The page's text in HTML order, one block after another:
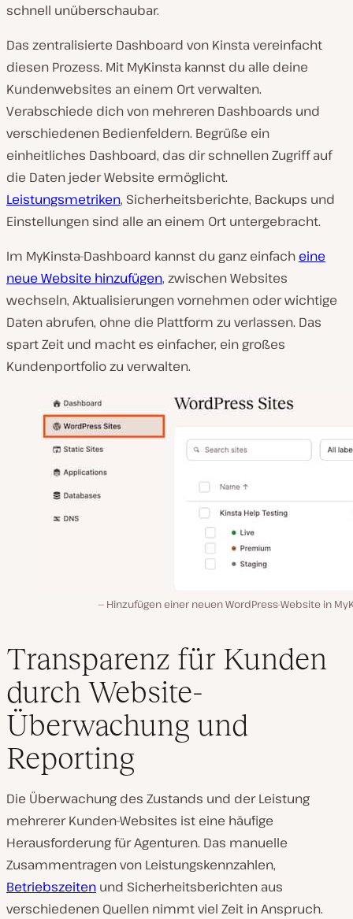
schnell unüberschaubar.
Das zentralisierte Dashboard von Kinsta vereinfacht
diesen Prozess. Mit MyKinsta kannst du alle deine
Kundenwebsites an einem Ort verwalten.
Verabschiede dich von mehreren Dashboards und
verschiedenen Bedienfeldern. Begrüße ein
einheitliches Dashboard, das dir schnellen Zugriff auf
die Daten jeder Website ermöglicht.
Leistungsmetriken, Sicherheitsberichte, Backups und
Einstellungen sind alle an einem Ort untergebracht.
Im MyKinsta-Dashboard kannst du ganz einfach eine
neue Website hinzufügen, zwischen Websites
wechseln, Aktualisierungen vornehmen oder wichtige
Daten abrufen, ohne die Plattform zu verlassen. Das
spart Zeit und macht es einfacher, ein großes
Kundenportfolio zu verwalten.
Hinzufügen einer neuen WordPress-Website in
Transparenz für Kunden
durch Website-
Überwachung und
Reporting
Die Überwachung des Zustands und der Leistung
mehrerer Kunden-Websites ist eine häufige
Herausforderung für Agenturen. Das manuelle
Zusammentragen von Leistungskennzahlen,
Betriebszeiten und Sicherheitsberichten aus
verschiedenen Quellen nimmt viel Zeit in Anspruch.